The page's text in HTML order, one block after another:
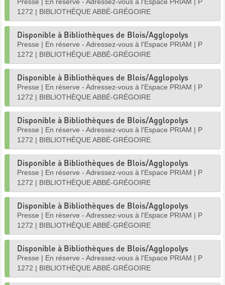
1272 | BIBLIOTHÈQUE ABBÉ-GRÉGOIRE
Disponible à Bibliothèques de Blois/Agglopolys
Presse | En réserve - Adressez-vous à l'Espace PRIAM | P
1272 | BIBLIOTHÈQUE ABBÉ-GRÉGOIRE
Disponible à Bibliothèques de Blois/Agglopolys
Presse | En réserve - Adressez-vous à l'Espace PRIAM | P
1272 | BIBLIOTHÈQUE ABBÉ-GRÉGOIRE
Disponible à Bibliothèques de Blois/Agglopolys
Presse | En réserve - Adressez-vous à l'Espace PRIAM | P
1272 | BIBLIOTHÈQUE ABBÉ-GRÉGOIRE
Disponible à Bibliothèques de Blois/Agglopolys
Presse | En réserve - Adressez-vous à l'Espace PRIAM | P
1272 | BIBLIOTHÈQUE ABBÉ-GRÉGOIRE
Disponible à Bibliothèques de Blois/Agglopolys
Presse | En réserve - Adressez-vous à l'Espace PRIAM | P
1272 | BIBLIOTHÈQUE ABBÉ-GRÉGOIRE
Disponible à Bibliothèques de Blois/Agglopolys
Presse | En réserve - Adressez-vous à l'Espace PRIAM | P
1272 | BIBLIOTHÈQUE ABBÉ-GRÉGOIRE